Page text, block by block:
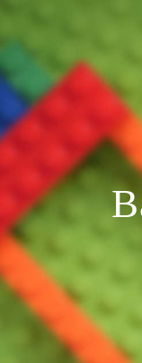
より楽しくゆと